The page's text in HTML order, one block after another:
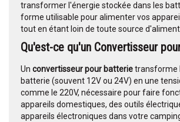
transformer l'énergie stockée dans les
forme utilisable pour alimenter vos
tout en étant loin de toute source
Qu'est-ce qu'un Convertisseur
Un convertisseur pour batterietransforme
batterie (souvent 12V ou 24V) en une
comme le 220V, nécessaire pour faire
appareils domestiques, des outils
appareils électroniques dans votre